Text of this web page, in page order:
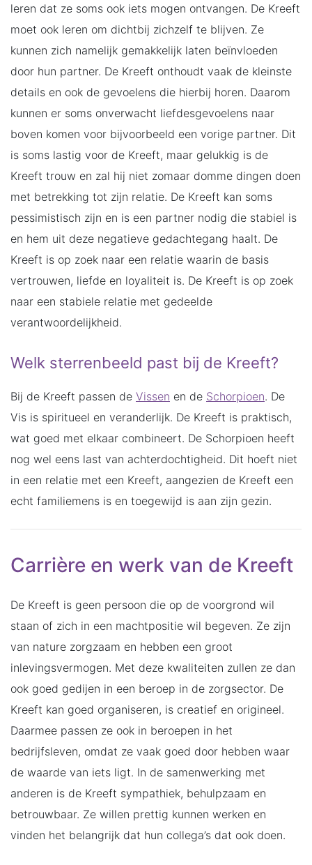
leren dat ze soms ook iets mogen ontvangen. De Kreeft
moet ook leren om dichtbij zichzelf te blijven. Ze
kunnen zich namelijk gemakkelijk laten beïnvloeden
door hun partner. De Kreeft onthoudt vaak de kleinste
details en ook de gevoelens die hierbij horen. Daarom
kunnen er soms onverwacht liefdesgevoelens naar
boven komen voor bijvoorbeeld een vorige partner. Dit
is soms lastig voor de Kreeft, maar gelukkig is de
Kreeft trouw en zal hij niet zomaar domme dingen doen
met betrekking tot zijn relatie. De Kreeft kan soms
pessimistisch zijn en is een partner nodig die stabiel is
en hem uit deze negatieve gedachtegang haalt. De
Kreeft is op zoek naar een relatie waarin de basis
vertrouwen, liefde en loyaliteit is. De Kreeft is op zoek
naar een stabiele relatie met gedeelde
verantwoordelijkheid.
Welk sterrenbeeld past bij de Kreeft?
Bij de Kreeft passen de Vissen en de Schorpioen. De
Vis is spiritueel en veranderlijk. De Kreeft is praktisch,
wat goed met elkaar combineert. De Schorpioen heeft
nog wel eens last van achterdochtigheid. Dit hoeft niet
in een relatie met een Kreeft, aangezien de Kreeft een
echt familiemens is en toegewijd is aan zijn gezin.
Carrière en werk van de Kreeft
De Kreeft is geen persoon die op de voorgrond wil
staan of zich in een machtpositie wil begeven. Ze zijn
van nature zorgzaam en hebben een groot
inlevingsvermogen. Met deze kwaliteiten zullen ze dan
ook goed gedijen in een beroep in de zorgsector. De
Kreeft kan goed organiseren, is creatief en origineel.
Daarmee passen ze ook in beroepen in het
bedrijfsleven, omdat ze vaak goed door hebben waar
de waarde van iets ligt. In de samenwerking met
anderen is de Kreeft sympathiek, behulpzaam en
betrouwbaar. Ze willen prettig kunnen werken en
vinden het belangrijk dat hun collega’s dat ook doen.